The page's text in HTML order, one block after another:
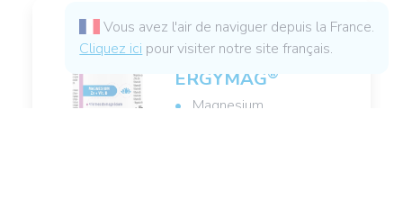
Uw favorieten
ERGYMAG®
Magnesium
Vous avez l'air de naviguer depuis la France.
Cliquez ici pour visiter notre site français.